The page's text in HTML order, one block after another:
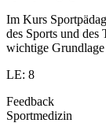
Im Kurs
des Sports und
wichtige
LE: 8
Feedback
Sportmedizin